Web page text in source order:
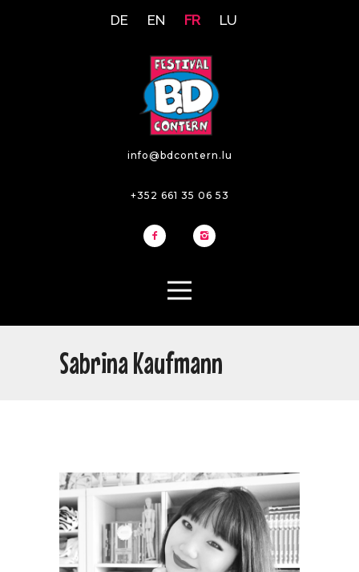
DE EN FR LU
info@bdcontern.lu
+352 661 35 06 53
Sabrina Kaufmann